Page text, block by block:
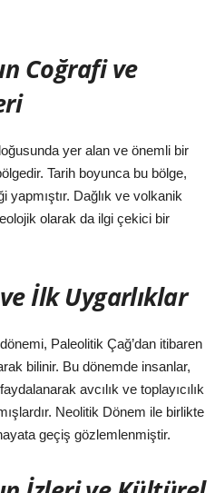
Coğrafi ve
yer alan ve önemli bir
Tarih boyunca bu bölge,
Dağlık ve volkanik
olarak da ilgi çekici bir
İlk Uygarlıklar
Paleolitik Çağ’dan itibaren
bilinir. Bu dönemde insanlar,
avcılık ve toplayıcılık
Neolitik Dönem ile birlikte
geçiş gözlemlenmiştir.